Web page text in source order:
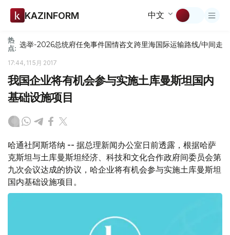
KAZINFORM 中文
热
点: 选举-2026总统府任免事件国情咨文跨里海国际运输路线/中间走廊
17:44, 11 5月 2017
我国企业将有机会参与实施土库曼斯坦国内
基础设施项目
哈通社阿斯塔纳 -- 据总理新闻办公室日前透露，根据哈萨
克斯坦与土库曼斯坦经济、科技和文化合作政府间委员会第
九次会议达成的协议，哈企业将有机会参与实施土库曼斯坦
国内基础设施项目。